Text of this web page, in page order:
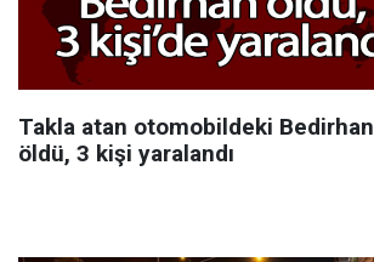
Takla atan otomobildeki Bedirhan
öldü, 3 kişi yaralandı